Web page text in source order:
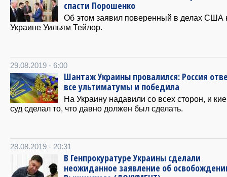
спасти Порошенко
Об этом заявил поверенный в делах США
Украине Уильям Тейлор.
29.08.2019 - 6:00
Шантаж Украины провалился: Россия
все ультиматумы и победила
На Украину надавили со всех сторон, и
суд сделал то, что давно должен был сделать.
28.08.2019 - 20:31
В Генпрокуратуре Украины сделали
неожиданное заявление об